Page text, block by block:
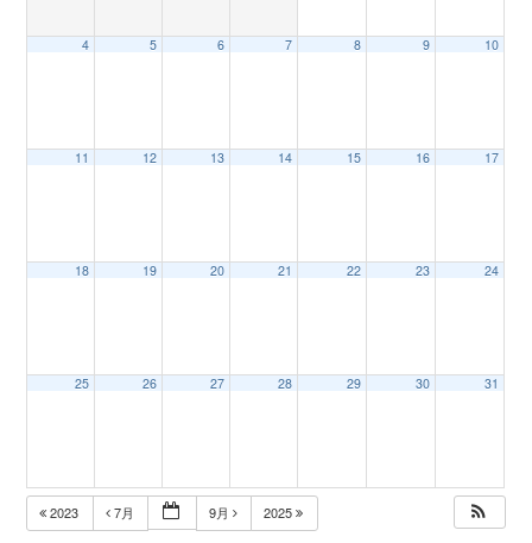
4 5 6 7 8 9 10
11 12 13 14 15 16 17
18 19 20 21 22 23 24
25 26 27 28 29 30 31
2023 7月 9月 2025